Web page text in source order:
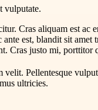
vulputate.
Cras aliquam est
est, blandit sit
Cras justo mi,
Pellentesque
ultricies.